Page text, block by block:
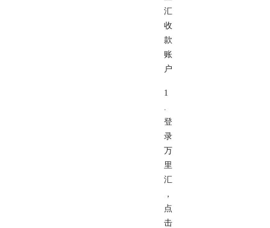
汇
收
款
账
户
1
登
录
万
里
汇
，
点
击